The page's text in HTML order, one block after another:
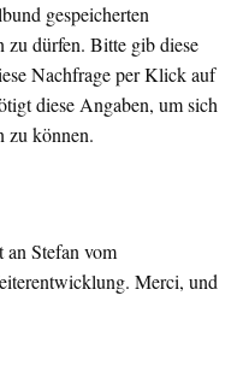
gespeicherten
zu dürfen. Bitte gib diese
Nachfrage per Klick auf
diese Angaben, um sich
zu können.
an Stefan vom
Merci, und